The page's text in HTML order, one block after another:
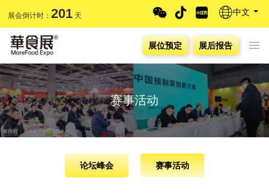
展会倒计时：201 天 中文
展位预定 展后报告
赛事活动
论坛峰会 赛事活动